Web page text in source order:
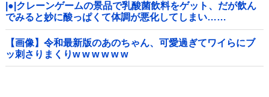
|●|クレーンゲームの景品で乳酸菌飲料をゲット、だが飲ん
でみると妙に酸っぱくて体調が悪化してしまい……
【画像】令和最新版のあのちゃん、可愛過ぎてワイらにブ
ッ刺さりまくりw w w w w w